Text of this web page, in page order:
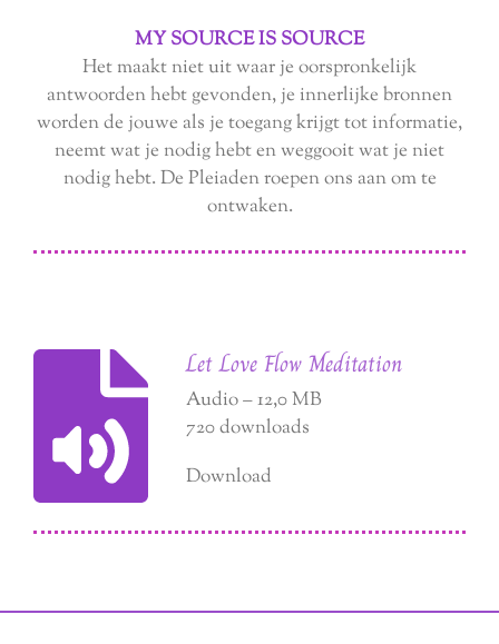
MY SOURCE IS SOURCE
Het maakt niet uit waar je oorspronkelijk
antwoorden hebt gevonden, je innerlijke bronnen
worden de jouwe als je toegang krijgt tot informatie,
neemt wat je nodig hebt en weggooit wat je niet
nodig hebt. De Pleiaden roepen ons aan om te
ontwaken.
Let Love Flow Meditation
Audio – 12,0 MB
720 downloads
Download